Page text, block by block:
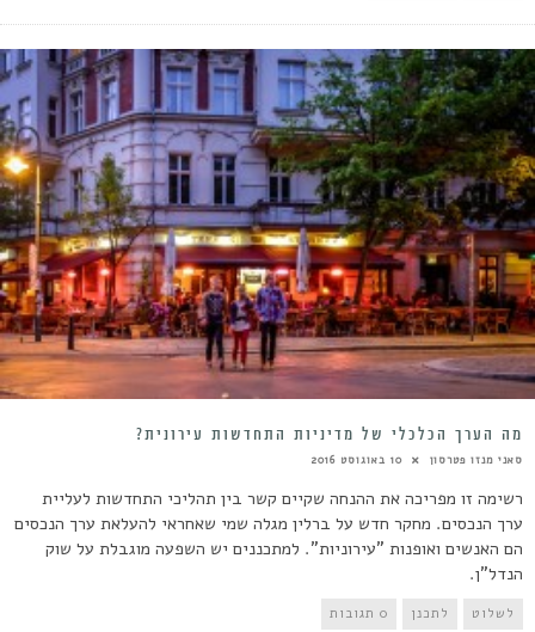
מה הערך הכלכלי של מדיניות התחדשות עירונית?
סאני מנזו פטרסון 10 באוגוסט 2016
רשימה זו מפריכה את ההנחה שקיים קשר בין תהליכי התחדשות לעליית
ערך הנכסים. מחקר חדש על ברלין מגלה שמי שאחראי להעלאת ערך הנכסים
הם האנשים ואופנות "עירוניות". למתכננים יש השפעה מוגבלת על שוק
הנדל"ן.
לשלוט לתכנן 0 תגובות